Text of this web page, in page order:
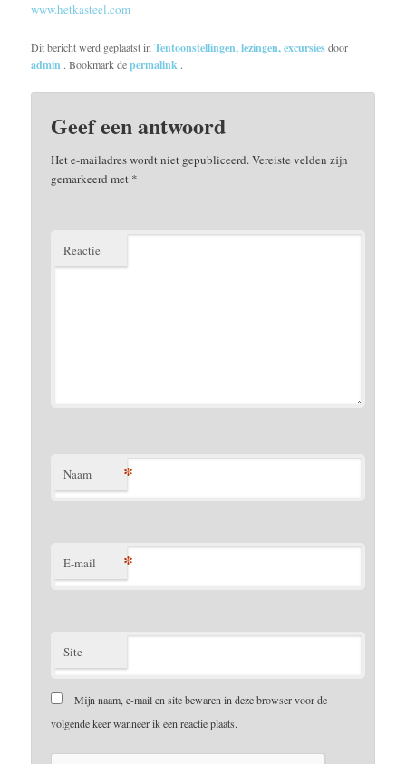
www.hetkasteel.com
Dit bericht werd geplaatst inTentoonstellingen, lezingen, excursiesdoor
admin . Bookmark depermalink .
Geef een antwoord
Het e-mailadres wordt niet gepubliceerd.Vereiste velden zijn
gemarkeerd met *
Reactie
Naam *
E-mail *
Site
Mijn naam, e-mail en site bewaren in deze browser voor de
volgende keer wanneer ik een reactie plaats.